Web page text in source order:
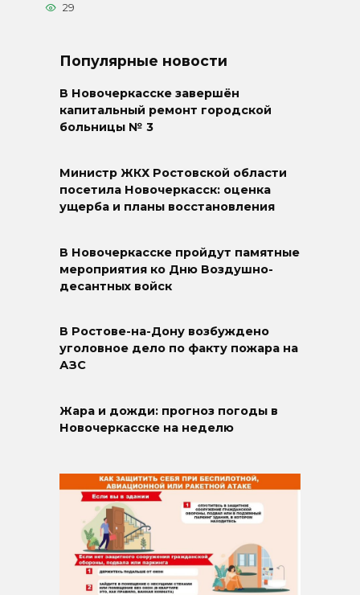
29
Популярные новости
В Новочеркасске завершён
капитальный ремонт городской
больницы № 3
Министр ЖКХ Ростовской области
посетила Новочеркасск: оценка
ущерба и планы восстановления
В Новочеркасске пройдут памятные
мероприятия ко Дню Воздушно-
десантных войск
В Ростове-на-Дону возбуждено
уголовное дело по факту пожара на
АЗС
Жара и дожди: прогноз погоды в
Новочеркасске на неделю